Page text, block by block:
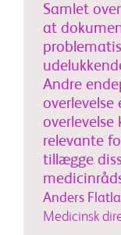
Samlet
at
Andre
overlevelse
relevante
tillægge
Anders Flatla
Medicinsk